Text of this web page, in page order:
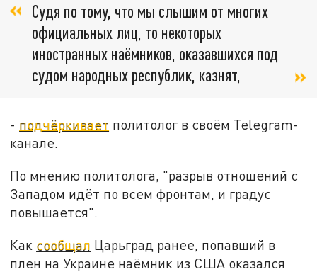
Судя по тому, что мы слышим от многих
официальных лиц, то некоторых
иностранных наёмников, оказавшихся под
судом народных республик, казнят,
- подчёркивает политолог в своём Telegram-
канале.
По мнению политолога, "разрыв отношений с
Западом идёт по всем фронтам, и градус
повышается".
Как сообщал Царьград ранее, попавший в
плен на Украине наёмник из США оказался